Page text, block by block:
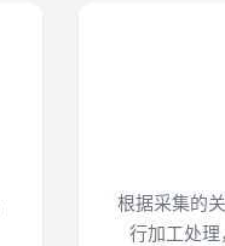
根据采集的
行加工处理